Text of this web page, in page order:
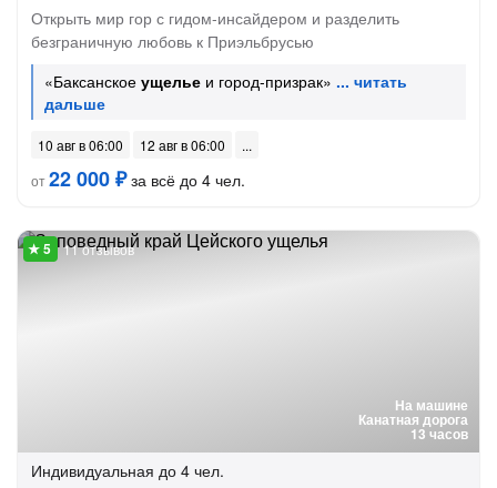
Открыть мир гор с гидом-инсайдером и разделить
безграничную любовь к Приэльбрусью
«Баксанское ущелье и город-призрак»
10 авг в 06:00
12 авг в 06:00
от22 000 ₽за всё до 4 чел.
На машине
Канатная дорога
13 часов
11 отзывов
Индивидуальная до 4 чел.